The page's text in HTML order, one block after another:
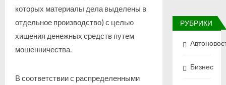
которых материалы дела выделены в
отдельное производство) с целью
хищения денежных средств путем
мошенничества.
В соответствии с распределенными
РУБРИКИ
Бизнес